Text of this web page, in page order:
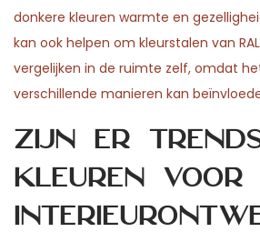
donkere kleuren warmte en
kan ook helpen om kleurstalen van
vergelijken in de ruimte zelf, omdat
verschillende manieren kan
Zijn er trends
kleuren voor